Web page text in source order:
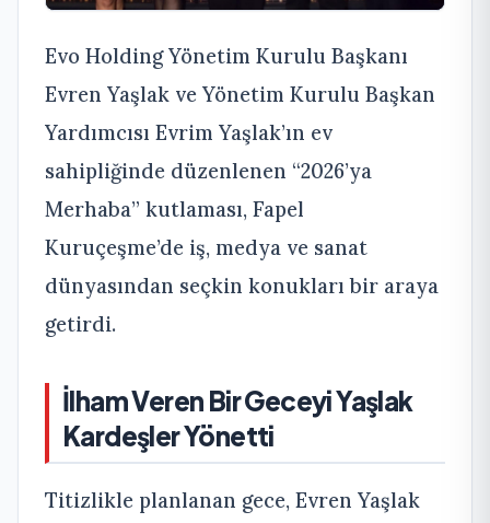
Evo Holding Yönetim Kurulu Başkanı
Evren Yaşlak ve Yönetim Kurulu Başkan
Yardımcısı Evrim Yaşlak’ın ev
sahipliğinde düzenlenen “2026’ya
Merhaba” kutlaması, Fapel
Kuruçeşme’de iş, medya ve sanat
dünyasından seçkin konukları bir araya
getirdi.
İlham Veren Bir Geceyi Yaşlak
Kardeşler Yönetti
Titizlikle planlanan gece, Evren Yaşlak